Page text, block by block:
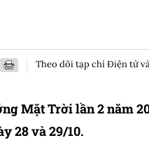
Theo dõi tạp chí Điện tử
Mặt Trời lần 2 năm
28 và 29/10.